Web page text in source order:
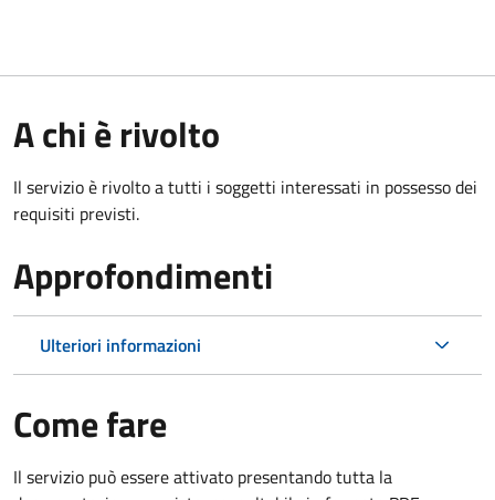
A chi è rivolto
Il servizio è rivolto a tutti i soggetti interessati in possesso dei
requisiti previsti.
Approfondimenti
Ulteriori informazioni
Come fare
Il servizio può essere attivato presentando tutta la